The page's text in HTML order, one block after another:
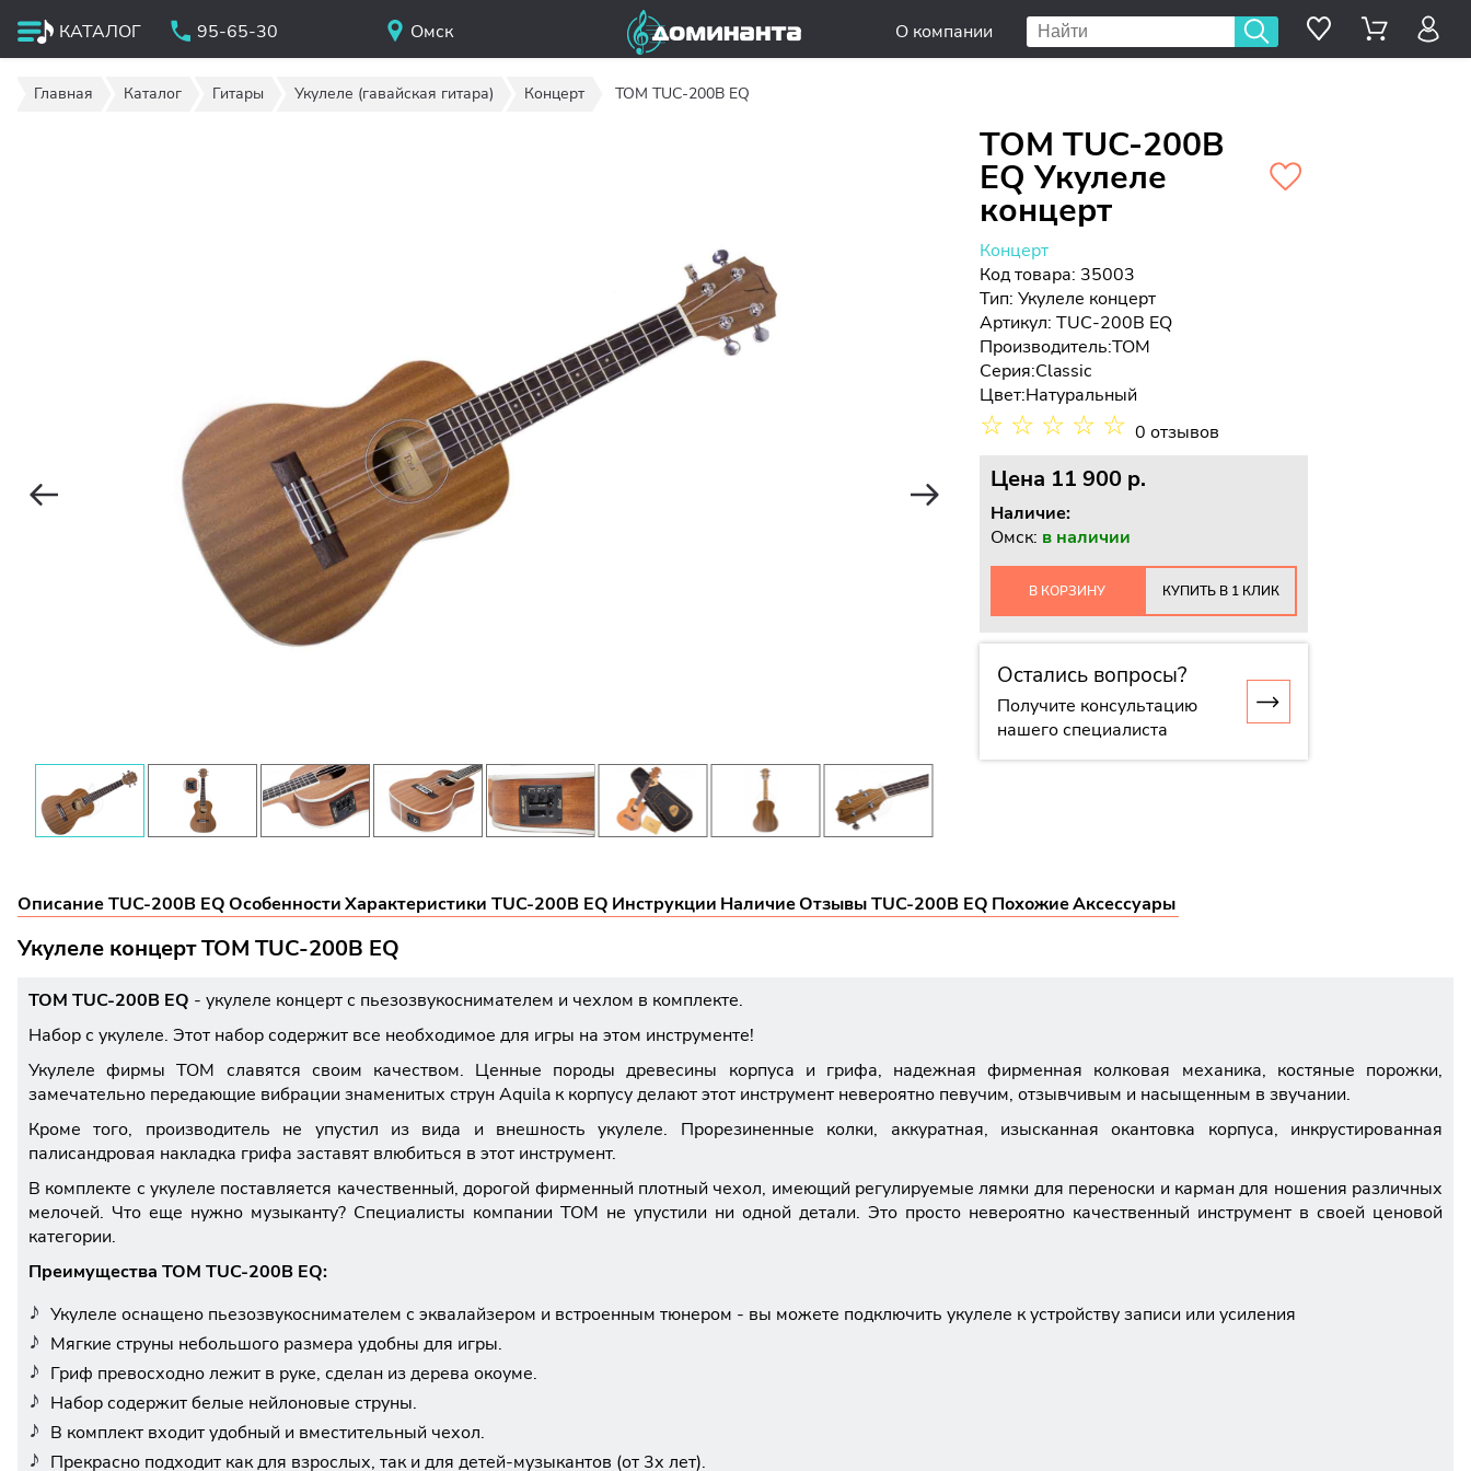
КАТАЛОГ 95-65-30 Омск О компании
Главная Каталог Гитары Укулеле (гавайская гитара) Концерт TOM TUC-200B EQ
TOM TUC-200B
EQ Укулеле
концерт
Концерт
Код товара: 35003
Тип:Укулеле концерт
Артикул: TUC-200B EQ
Производитель:TOM
Серия:Classic
Цвет:Натуральный
☆ ☆ ☆ ☆ ☆ 0 отзывов
Цена 11 900 p.
Наличие:
Омск: в наличии
В КОРЗИНУ КУПИТЬ В 1 КЛИК
Остались вопросы?
Получите консультацию
нашего специалиста
Описание TUC-200B EQОсобенностиХарактеристики TUC-200B EQ Инструкции НаличиеОтзывы TUC-200B EQ ПохожиеАксессуары
Укулеле концерт TOM TUC-200B EQ
TOM TUC-200B EQ - укулеле концерт с пьезозвукоснимателем и чехлом в комплекте.
Набор с укулеле. Этот набор содержит все необходимое для игры на этом инструменте!
Укулеле фирмы TOM славятся своим качеством. Ценные породы древесины корпуса и грифа, надежная фирменная колковая механика, костяные порожки,
замечательно передающие вибрации знаменитых струн Aquila к корпусу делают этот инструмент невероятно певучим, отзывчивым и насыщенным в звучании.
Кроме того, производитель не упустил из вида и внешность укулеле. Прорезиненные колки, аккуратная, изысканная окантовка корпуса, инкрустированная
палисандровая накладка грифа заставят влюбиться в этот инструмент.
В комплекте с укулеле поставляется качественный, дорогой фирменный плотный чехол, имеющий регулируемые лямки для переноски и карман для ношения различных
мелочей. Что еще нужно музыканту? Специалисты компании TOM не упустили ни одной детали. Это просто невероятно качественный инструмент в своей ценовой
категории.
Преимущества TOM TUC-200B EQ:
Укулеле оснащено пьезозвукоснимателем с эквалайзером и встроенным тюнером - вы можете подключить укулеле к устройству записи или усиления
Мягкие струны небольшого размера удобны для игры.
Гриф превосходно лежит в руке, сделан из дерева окоуме.
Набор содержит белые нейлоновые струны.
В комплект входит удобный и вместительный чехол.
Прекрасно подходит как для взрослых, так и для детей-музыкантов (от 3х лет).